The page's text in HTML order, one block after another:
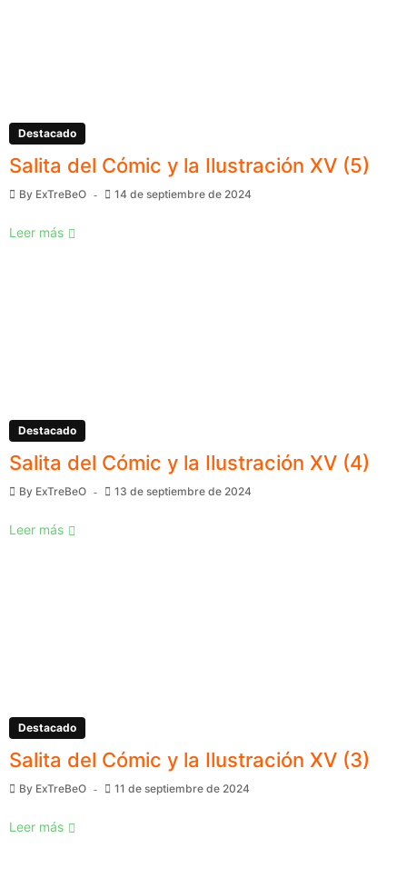
Destacado
Salita del Cómic y la Ilustración XV (5)
By ExTreBeO 14 de septiembre de 2024
Leer más
Destacado
Salita del Cómic y la Ilustración XV (4)
By ExTreBeO 13 de septiembre de 2024
Leer más
Destacado
Salita del Cómic y la Ilustración XV (3)
By ExTreBeO 11 de septiembre de 2024
Leer más